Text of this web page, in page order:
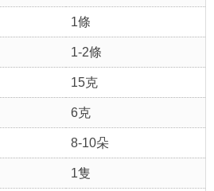
1條
1-2條
15克
6克
8-10朵
1隻